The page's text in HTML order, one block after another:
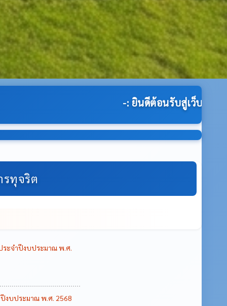
อนรับสู่เว็บไซต์ของ องค์การบริหารส่วนตำบลโนนขว
รทุจริต
ระจำปีงบประมาณ พ.ศ.
ปีงบประมาณ พ.ศ. 2568